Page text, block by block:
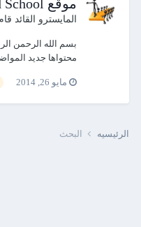
موقع Belcaid School للمعلوميات وجديد التقنية
المايسترو القائد
بسم الله الرحمن
محتواها جديد
مايو 26, 2014
الرئيسيه البحث